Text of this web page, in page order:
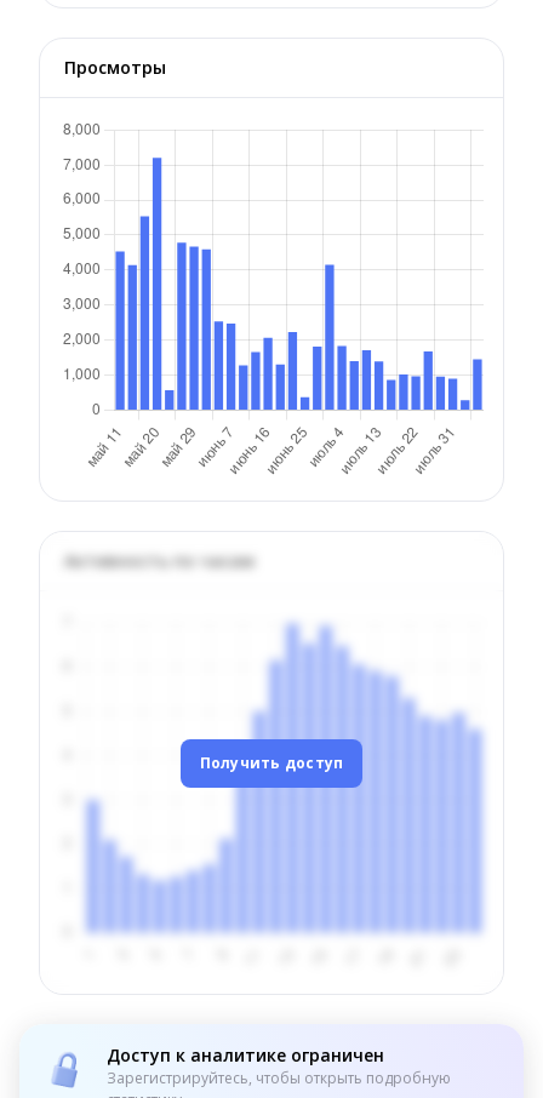
Просмотры
Активность по часам
Получить доступ
Доступ к аналитике ограничен
Зарегистрируйтесь, чтобы открыть подробную